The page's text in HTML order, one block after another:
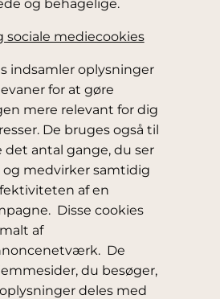
og behagelige.
sociale mediecookies
indsamler oplysninger
for at gøre
mere relevant for dig
De bruges også til
antal gange, du ser
og medvirker samtidig
af en
Disse cookies
af
De
du besøger,
deles med